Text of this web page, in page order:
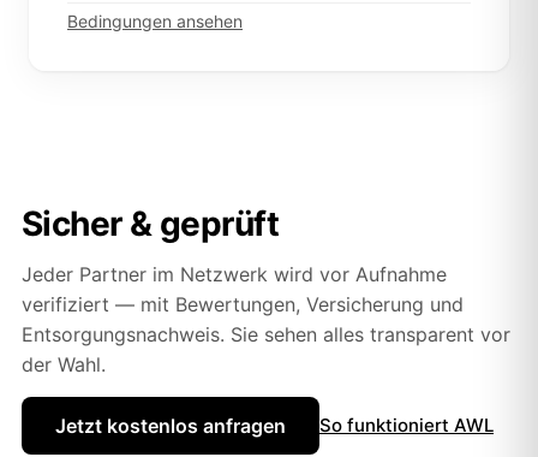
Bedingungen ansehen
Sicher & geprüft
Jeder Partner im Netzwerk wird vor Aufnahme
verifiziert — mit Bewertungen, Versicherung und
Entsorgungsnachweis. Sie sehen alles transparent vor
der Wahl.
Jetzt kostenlos anfragen So funktioniert AWL